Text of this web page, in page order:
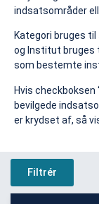
indsatsområder
Kategori bruges
og Institut bruges
som bestemte
Hvis checkboksen
bevilgede
er krydset af, så
Filtrér